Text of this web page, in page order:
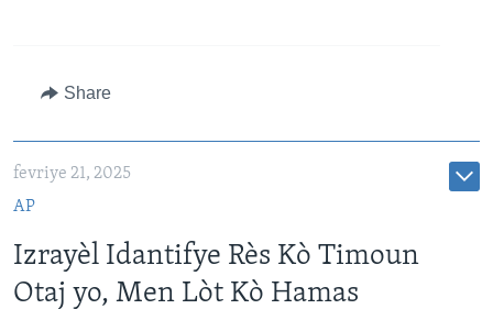
Share
fevriye 21, 2025
AP
Izrayèl Idantifye Rès Kò Timoun
Otaj yo, Men Lòt Kò Hamas